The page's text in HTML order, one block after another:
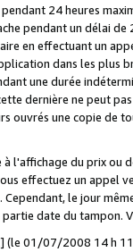
24 heures
pendant un délai
en effectuant un
dans les plus
une durée
dernière ne peut
ouvrés une copie de
à l'affichage du prix
effectuez un appel
le jour
date du tampon.
(le 01/07/2008 14 h